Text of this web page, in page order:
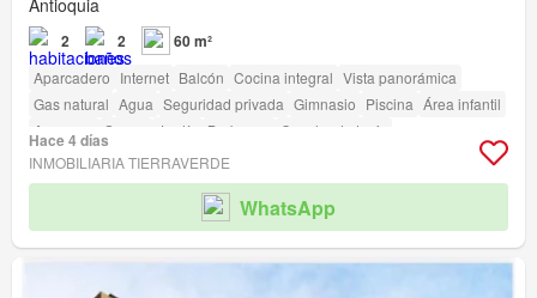
Antioquia
2 2 60 m²
Aparcadero Internet Balcón Cocina integral Vista panorámica
Gas natural Agua Seguridad privada Gimnasio Piscina Área infantil
Ascensor
Sauna Jardín Barbecue Cancha de tenis
Hace 4 días
INMOBILIARIA TIERRAVERDE
WhatsApp